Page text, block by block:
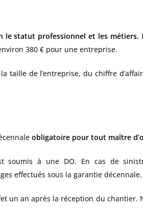
le statut professionnel et les métiers.
380 € pour une entreprise.
taille de l’entreprise, du chiffre
obligatoire pour tout maître
soumis à une DO. En cas de
effectués sous la garantie décennale.
un an après la réception du chantier.